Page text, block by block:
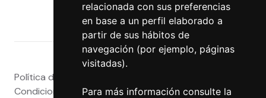
relacionada con sus preferencias
en base a un perfil elaborado a
partir de sus hábitos de
navegación (por ejemplo, páginas
visitadas).
Para más información consulte la
Política de privacidad
Condiciones de uso web
| Tablón de Anuncios